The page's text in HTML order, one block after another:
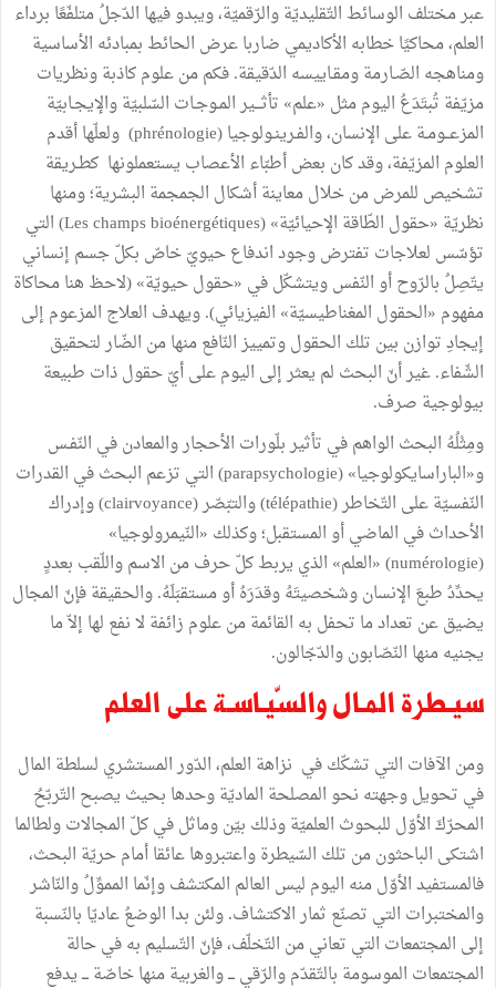
عبر مختلف الوسائط التّقليديّة والرّقميّة، ويبدو فيها الدّجلُ متلفّعًا برداء
العلم، محاكيًا خطابه الأكاديمي ضاربا عرض الحائط بمبادئه الأساسية
ومناهجه الصّـارمة ومقـاييسه الدّقيقة. فكم من علوم كاذبة ونظريات
مزيّفة تُبتَدَعُ اليوم مثل «علم» تأثـــير المـوجـات السّلبيّة والإيجـابيّة
المزعــومـة على الإنسان، والفـرينـولوجيا (phrénologie) ولعلّها أقدم
العلوم المزيّفة، وقد كان بعض أطبّاء الأعصاب يستعملونها كطـريقة
تشخيص للمرض من خلال معاينة أشكال الجمجمة البشرية؛ ومنها
نظريّة «حقول الطّاقة الإحيائيّة» (Les champs bioénergétiques) التي
تؤسّس لعلاجات تفترض وجود اندفاع حيويّ خاصّ بكلّ جسم إنساني
يتّصِلُ بالرّوح أو النّفس ويتشكّل في «حقول حيويّة» (لاحظ هنا محاكاة
مفهوم «الحقول المغناطيسيّة» الفيزيائي). ويهدف العلاج المزعوم إلى
إيجادِ توازن بين تلك الحقول وتمييز النّافع منها من الضّار لتحقيق
الشّفاء. غير أنّ البحث لم يعثر إلى اليوم على أيّ حقول ذات طبيعة
بيولوجية صرف.
ومِثْلُهُ البحث الواهم في تأثير بلّورات الأحجار والمعادن في النّفـس
و«الباراسايكولوجيا» (parapsychologie) التي تزعم البحث في القدرات
النّفسيّة على التّخاطر (télépathie) والتبّصّر (clairvoyance) وإدراك
الأحداث في الماضي أو المستقبل؛ وكذلك «النّيمرولوجيا»
(numérologie) «العلم» الذي يربط كلّ حرف من الاسم واللّقب بعددٍ
يحدِّدُ طبعَ الإنسان وشخصيتَهُ وقدَرَهُ أو مستقبَلَهُ. والحقيقة فإنّ المجال
يضيق عن تعداد ما تحفل به القائمة من علوم زائفة لا نفع لها إلاّ ما
يجنيه منها النّصّابون والدّجّالون.
سيـطرة المـال والسّيـاسـة على العلم
ومن الآفات التي تشكّك في نزاهة العلم، الدّور المستشري لسلطة المال
في تحويل وجهته نحو المصلحة الماديّة وحدها بحيث يصبح التّربّحُ
المحرّكَ الأوّل للبحوث العلميّة وذلك بيّن وماثل في كلّ المجالات ولطالما
اشتكى الباحثون من تلك السّيطرة واعتبروها عائقا أمام حريّة البحث،
فالمستفيد الأوّل منه اليوم ليس العالم المكتشف وإنّما المموِّلُ والنّاشر
والمختبرات التي تصنّع ثمار الاكتشاف. ولئن بدا الوضعُ عاديّا بالنّسبة
إلى المجتمعات التي تعاني من التّخلّف، فإنّ التّسليم به في حالة
المجتمعات الموسومة بالتّقدّم والرّقي ـــ والغربية منها خاصّة ـــ يدفع